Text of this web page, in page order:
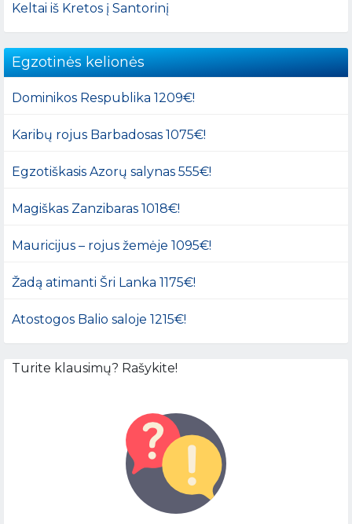
Keltai iš Kretos į Santorinį
Egzotinės kelionės
Dominikos Respublika 1209€!
Karibų rojus Barbadosas 1075€!
Egzotiškasis Azorų salynas 555€!
Magiškas Zanzibaras 1018€!
Mauricijus – rojus žemėje 1095€!
Žadą atimanti Šri Lanka 1175€!
Atostogos Balio saloje 1215€!
Turite klausimų? Rašykite!